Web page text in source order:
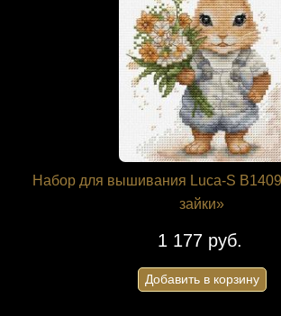
Набор для вышивания Luca-S
зайки»
1 177 руб.
Добавить в корзину